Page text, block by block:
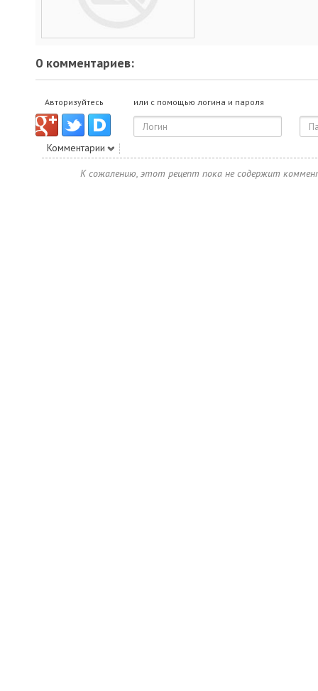
0 комментариев:
Авторизуйтесь или с помощью логина и пароля
Комментарии
К сожалению, этот рецепт пока не содержит